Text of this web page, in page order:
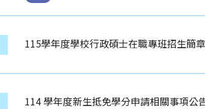
115學年度學校行政碩士在職專班招生簡章
114 學年度新生抵免學分申請相關事項公